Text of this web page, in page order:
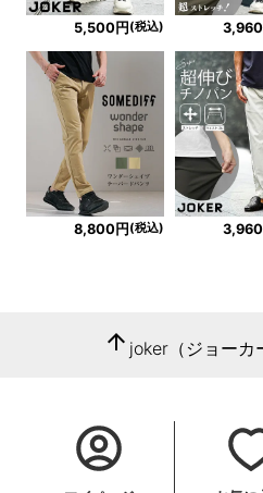
5,500円 (税込) 3,960
8,800円 (税込) 3,960
arrow_upward joker（ジョーカ